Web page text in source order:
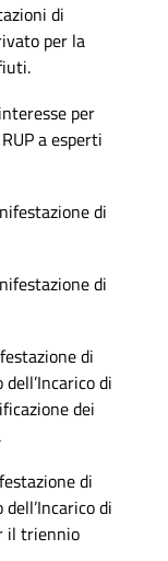
di
per la
per
a esperti
di
di
di
di
dei
di
di
il triennio